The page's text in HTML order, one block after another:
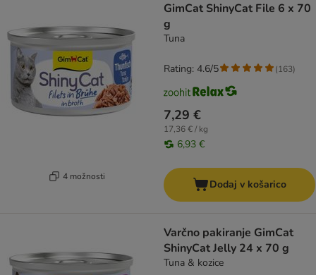
4 možnosti
GimCat ShinyCat File 6 x 70
g
Tuna
7,29 €
17,36 € / kg
6,93 €
Rating: 4.6/5 (163)
Dodaj v košarico
Varčno pakiranje GimCat
ShinyCat Jelly 24 x 70 g
Tuna & kozice